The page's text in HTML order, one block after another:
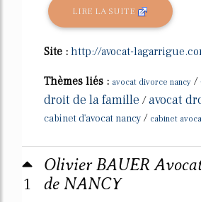
LIRE LA SUITE
Site : http://avocat-
Thèmes liés : avocat divorce nancy /
droit de la famille /avocat
cabinet d'avocat nancy / cabinet
1
Olivier BAUER
de NANCY